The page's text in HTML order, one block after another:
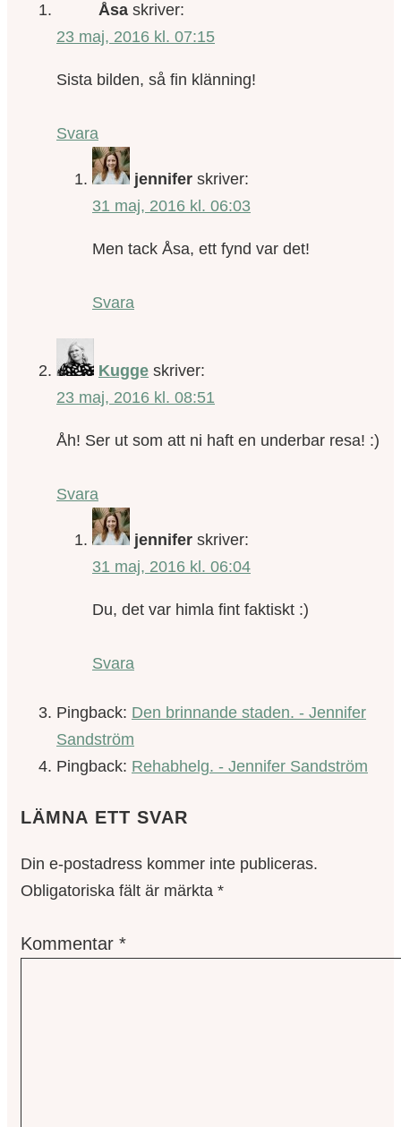
Åsa skriver:
23 maj, 2016 kl. 07:15
Sista bilden, så fin klänning!
Svara
jennifer skriver:
31 maj, 2016 kl. 06:03
Men tack Åsa, ett fynd var det!
Svara
Kugge skriver:
23 maj, 2016 kl. 08:51
Åh! Ser ut som att ni haft en underbar resa! :)
Svara
jennifer skriver:
31 maj, 2016 kl. 06:04
Du, det var himla fint faktiskt :)
Svara
Pingback: Den brinnande staden. - Jennifer
Sandström
Pingback: Rehabhelg. - Jennifer Sandström
LÄMNA ETT SVAR
Din e-postadress kommer inte publiceras.
Obligatoriska fält är märkta *
Kommentar *